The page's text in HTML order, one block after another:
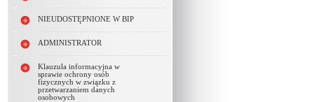
NIEUDOSTĘPNIONE W BIP
ADMINISTRATOR
Klauzula informacyjna w
sprawie ochrony osób
fizycznych w związku z
przetwarzaniem danych
osobowych